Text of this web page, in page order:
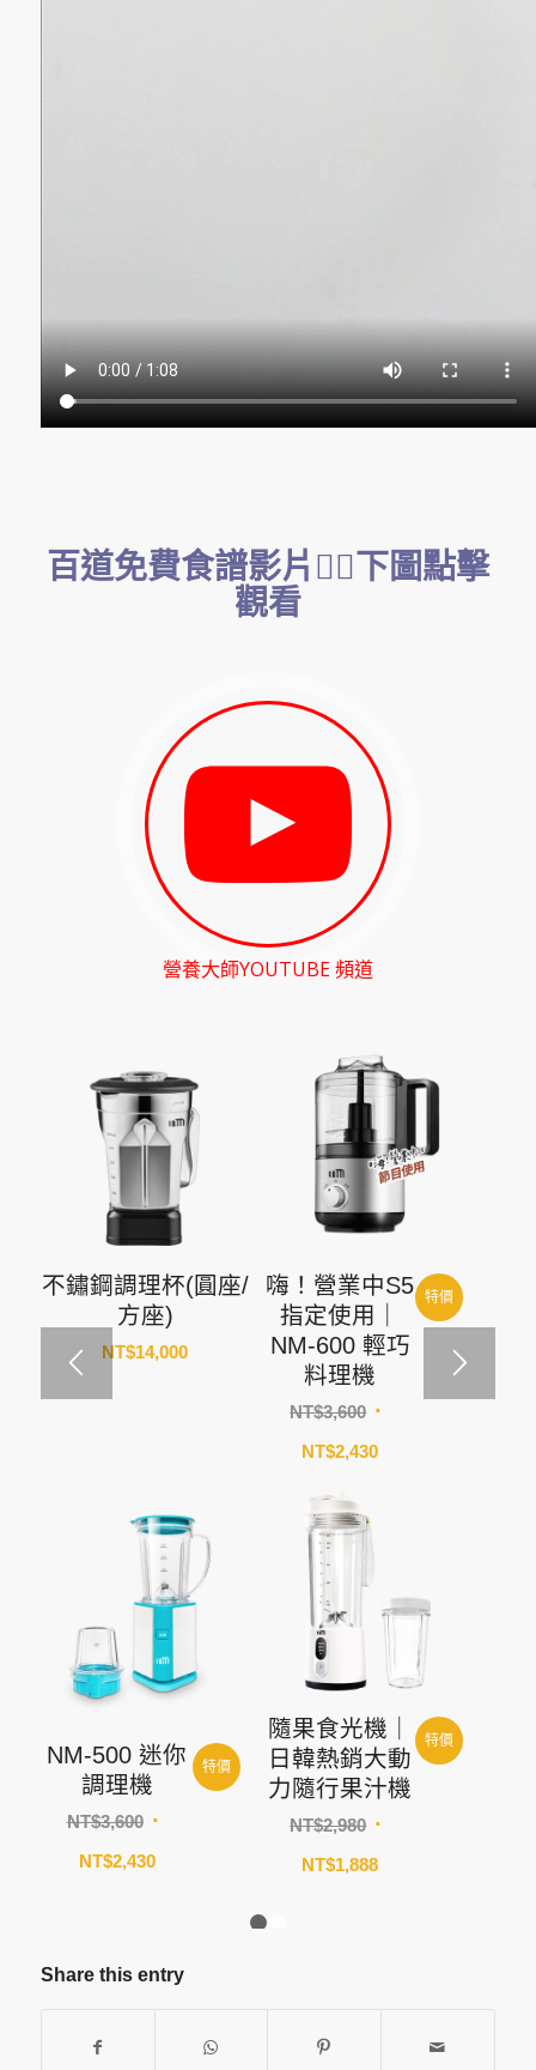
百道免費食譜影片👇🏻下圖點擊
觀看
營養大師YOUTUBE 頻道
不鏽鋼調理杯(圓座/
方座)
NT$14,000
嗨！營業中S5
指定使用｜
NM-600 輕巧
料理機
NT$3,600
價
NT$3,600。
NT$2,430目
特價
NM-500 迷你
調理機
NT$3,600
價
NT$2,430目
NT$2,430。
特價
隨果食光機｜
日韓熱銷大動
力隨行果汁機
NT$2,980
價
NT$1,888目
特價
Share this entry